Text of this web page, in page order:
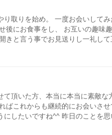
取りを始め。 一度お会いしてみ
後にお食事をし、 お互いの趣味
きと言う事でお見送りし一礼して
ました。 （あードキドキしたー
て頂いた方、本当に本当に素敵な
ばこれからも継続的にお会いさ
にしたいですね^^ 昨日のことを
想像すると、更に興奮します^^